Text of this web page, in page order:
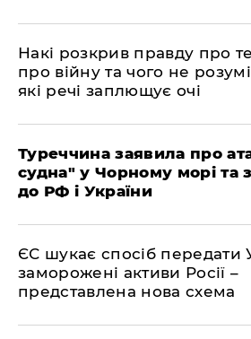
Накі розкрив правду про
про війну та чого не
які речі заплющує очі
Туреччина заявила про
судна" у Чорному морі та
до РФ і України
ЄС шукає спосіб передати
заморожені активи Росії –
представлена ​​нова схема